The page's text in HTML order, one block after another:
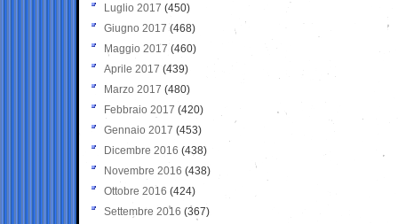
Luglio 2017 (450)
Giugno 2017 (468)
Maggio 2017 (460)
Aprile 2017 (439)
Marzo 2017 (480)
Febbraio 2017 (420)
Gennaio 2017 (453)
Dicembre 2016 (438)
Novembre 2016 (438)
Ottobre 2016 (424)
Settembre 2016 (367)